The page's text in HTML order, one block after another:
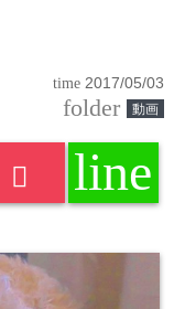
time 2017/05/03
folder 動画
line